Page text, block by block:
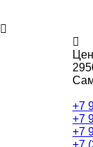
+7
+7
+7
+7